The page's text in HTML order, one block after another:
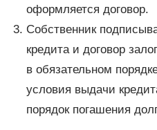
оформляется договор.
Собственник
кредита и договор
в обязательном
условия выдачи
порядок погашения